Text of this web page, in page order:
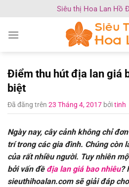
nội
Siêu thị Hoa Lan Hồ
Điểm thu hút địa lan giá
biệt
Đã đăng trên 23 Tháng 4, 2017 bởitinh
Ngày nay, cây cảnh không chỉ
trí trong các gia đình. Chúng còn
của rất nhiều người. Tuy nhiên
bởi vấn đề địa lan giá bao nhiêu?
sieuthihoalan.com sẽ giải đáp